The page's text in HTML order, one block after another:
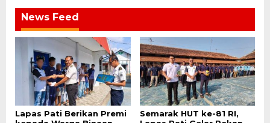
News Feed
Lapas Pati Berikan Premi
Semarak HUT ke-81 RI,